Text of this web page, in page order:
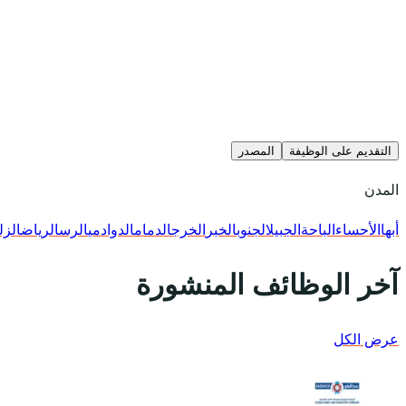
التقديم على الوظيفة المصدر
المدن
أبها الأحساء الباحة الجبيلالجنوبالخبر الخرجالدمامالدوادميالرسالرياض
آخر الوظائف المنشورة
عرض الكل